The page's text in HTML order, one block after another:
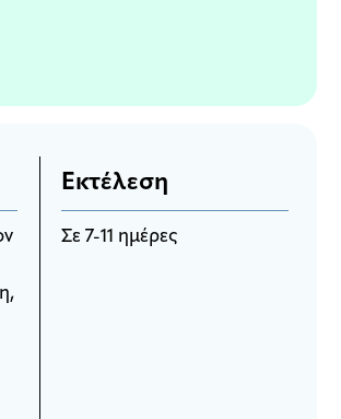
Εκτέλεση
Σε 7-11 ημέρες